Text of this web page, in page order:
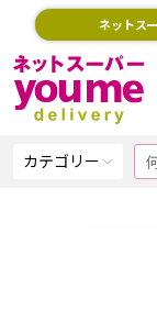
ネットス
カテゴリー